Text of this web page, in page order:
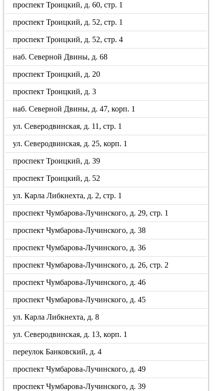
проспект Троицкий, д. 60, стр. 1
проспект Троицкий, д. 52, стр. 1
проспект Троицкий, д. 52, стр. 4
наб. Северной Двины, д. 68
проспект Троицкий, д. 20
проспект Троицкий, д. 3
наб. Северной Двины, д. 47, корп. 1
ул. Северодвинская, д. 11, стр. 1
ул. Северодвинская, д. 25, корп. 1
проспект Троицкий, д. 39
проспект Троицкий, д. 52
ул. Карла Либкнехта, д. 2, стр. 1
проспект Чумбарова-Лучинского, д. 29, стр. 1
проспект Чумбарова-Лучинского, д. 38
проспект Чумбарова-Лучинского, д. 36
проспект Чумбарова-Лучинского, д. 26, стр. 2
проспект Чумбарова-Лучинского, д. 46
проспект Чумбарова-Лучинского, д. 45
ул. Карла Либкнехта, д. 8
ул. Северодвинская, д. 13, корп. 1
переулок Банковский, д. 4
проспект Чумбарова-Лучинского, д. 49
проспект Чумбарова-Лучинского, д. 39